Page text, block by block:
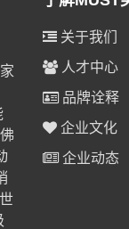
关于我们
人才中心
品牌诠释
企业文化
企业动态